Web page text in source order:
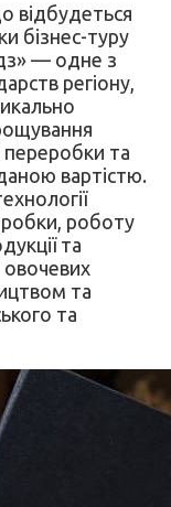
відбудеться
бізнес-туру
— одне з
регіону,
переробки та
вартістю.
роботу
та
овочевих
та
та